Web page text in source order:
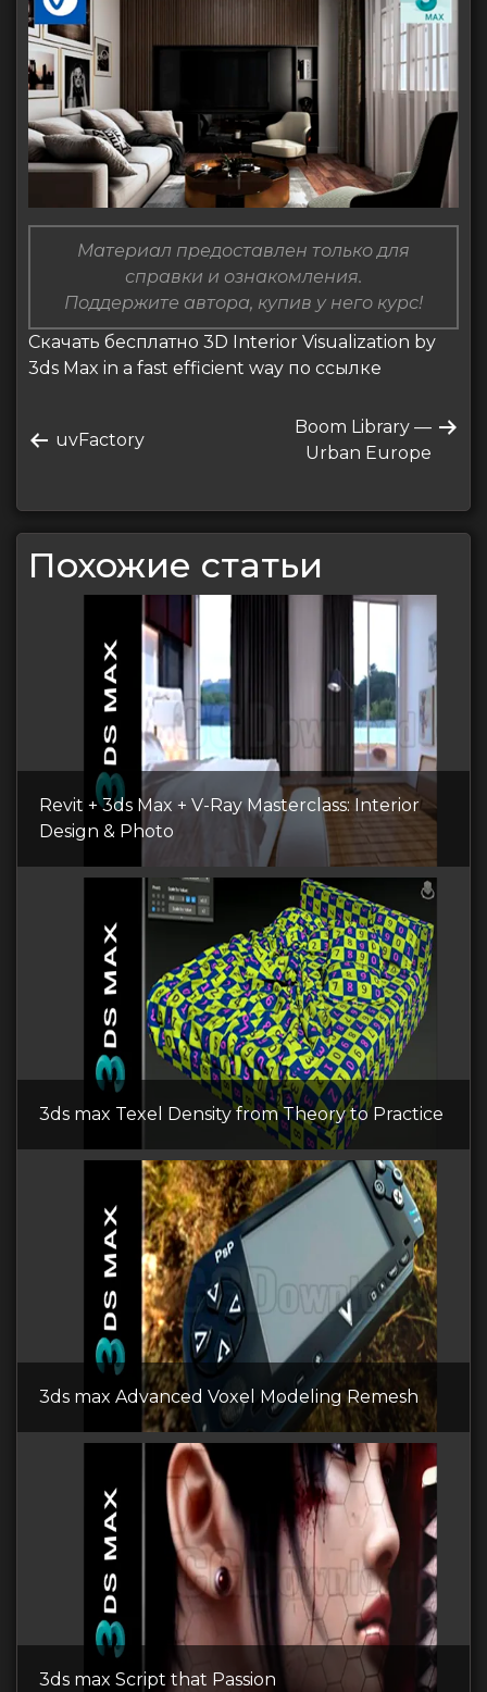
Материал предоставлен только для
справки и ознакомления.
Поддержите автора, купив у него курс!
Скачать бесплатно 3D Interior Visualization by
3ds Max in a fast efficient way по ссылке
поПредыдущая
uvFactory
Следующая
запись
Boom Library —
Urban Europe
Похожие статьи
Revit + 3ds Max + V-Ray Masterclass: Interior
Design & Photo
3ds max Texel Density from Theory to Practice
3ds max Advanced Voxel Modeling Remesh
3ds max Script that Passion